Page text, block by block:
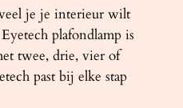
je je interieur wilt
plafondlamp is
twee, drie, vier of
past bij elke stap